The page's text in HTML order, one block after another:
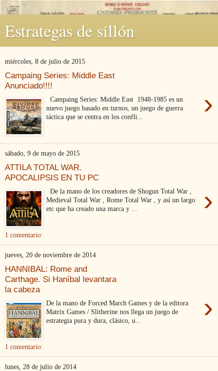
Estrategas de sillón
miércoles, 8 de julio de 2015
Campaing Series: Middle East
Anunciado!!!!
›
Campaing Series: Middle East 1948-1985 es un
nuevo juego basado en turnos, un juego de guerra
táctica que se centra en los confli...
sábado, 9 de mayo de 2015
ATTILA TOTAL WAR.
APOCALIPSIS EN TU PC
›
De la mano de los creadores de Shogun Total War ,
Medieval Total War , Rome Total War , y así un largo
etc que ha creado una marca y ...
1 comentario:
jueves, 20 de noviembre de 2014
HANNIBAL: Rome and
Carthage. Si Haníbal levantara
la cabeza
›
De la mano de Forced March Games y de la editora
Matrix Games / Slitherine nos llega un juego de
estrategia pura y dura, clásico, u...
1 comentario:
lunes, 28 de julio de 2014